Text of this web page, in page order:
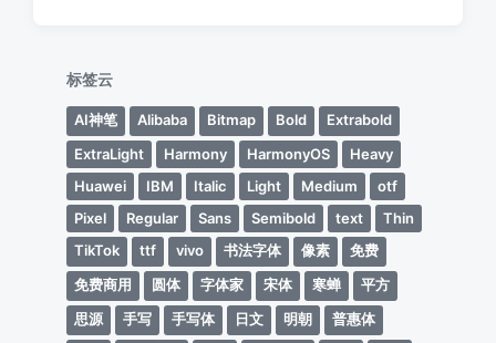
标签云
AI神笔 Alibaba Bitmap Bold
Extrabold
ExtraLight
Harmony HarmonyOS
Heavy
Huawei
IBM Italic Light Medium
otf
Pixel
Regular Sans Semibold text
Thin
TikTok
ttf vivo 书法字体 像素
免费
免费商用
圆体 字体家 宋体 寒蝉
平方
思源
手写 手写体 日文 明朝
普惠体